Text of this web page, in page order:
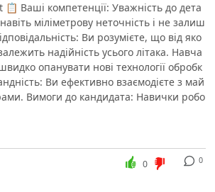
Ваші компетенції: Уважність до дета
міліметрову неточність і не залиш
Ви розумієте, що від яко
надійність усього літака. Навча
опанувати нові технології обробк
Ви ефективно взаємодієте з май
Вимоги до кандидата: Навички робо
0
0